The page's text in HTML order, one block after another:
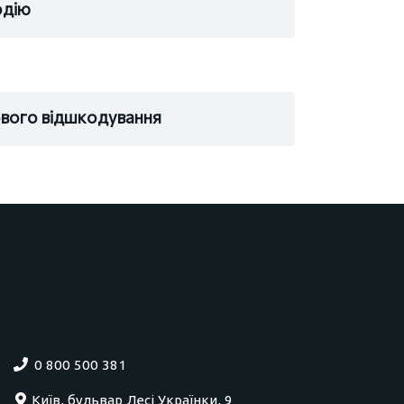
відшкодування
0 800 500 381
Київ, бульвар Лесі Українки, 9